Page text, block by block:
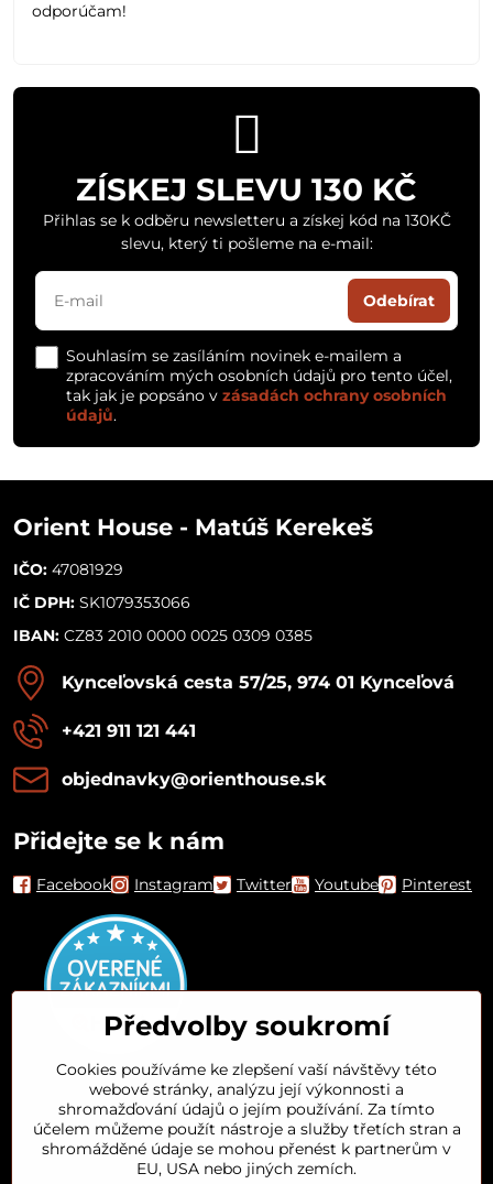
odporúčam!
ZÍSKEJ SLEVU 130 KČ
Přihlas se k odběru newsletteru a získej kód na 130KČ
slevu, který ti pošleme na e-mail:
Odebírat
Souhlasím se zasíláním novinek e-mailem a
zpracováním mých osobních údajů pro tento účel,
tak jak je popsáno v zásadách ochrany osobních
údajů.
Orient House - Matúš Kerekeš
IČO: 47081929
IČ DPH: SK1079353066
IBAN: CZ83 2010 0000 0025 0309 0385
Kynceľovská cesta 57/25, 974 01 Kynceľová
+421 911 121 441
objednavky​@orienthouse​.sk
Přidejte se k nám
Facebook Instagram Twitter Youtube Pinterest
Orient House
Arganový olej
Předvolby soukromí
Cookies používáme ke zlepšení vaší návštěvy této
webové stránky, analýzu její výkonnosti a
shromažďování údajů o jejím používání. Za tímto
účelem můžeme použít nástroje a služby třetích stran a
shromážděné údaje se mohou přenést k partnerům v
EU, USA nebo jiných zemích.